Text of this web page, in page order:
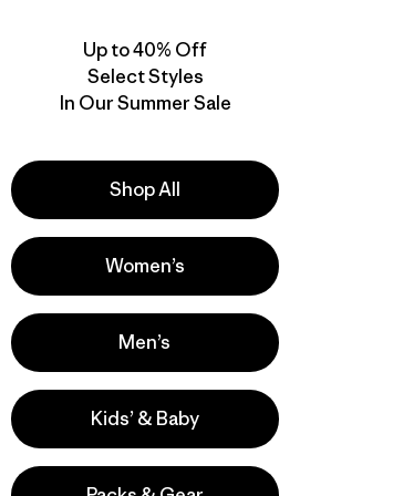
W's Pluma PRO Bibs
$ 625
W's Alpine Guide
Pants - Short
$ 259
Valoración: 4.7 / 5
Up to 40% Off
Select Styles
In Our Summer Sale
Shop All
Women’s
Men’s
Kids’ & Baby